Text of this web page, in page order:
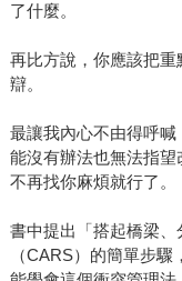
了什麼。
再比方說，你應該把
辯。
最讓我內心不由得呼
能沒有辦法也無法指
不再找你麻煩就行了。
書中提出「搭起橋梁、
（CARS）的簡單步